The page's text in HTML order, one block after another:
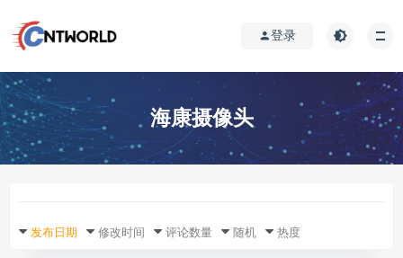
登录
海康摄像头
发布日期 修改时间 评论数量 随机 热度